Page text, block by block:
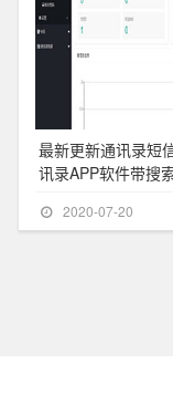
最新更新通讯录短
讯录APP软件带搜
2020-07-20